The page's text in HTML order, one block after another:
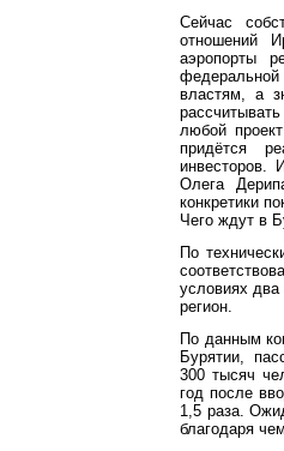
Сейчас
отношений
аэропорты
властям, а
любой
придётся
инвесторов.
Олега
конкретики
Чего ждут в
По
условиях два
регион.
По данным
Бурятии,
300 тысяч
год после
1,5 раза.
благодаря